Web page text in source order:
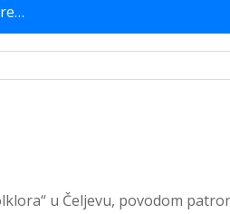
u Čeljevu, povodom